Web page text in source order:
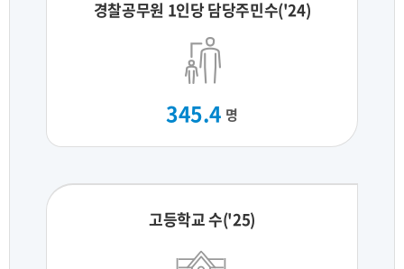
경찰공무원 1인당 담당주민수('24)
345.4 명
고등학교 수('25)